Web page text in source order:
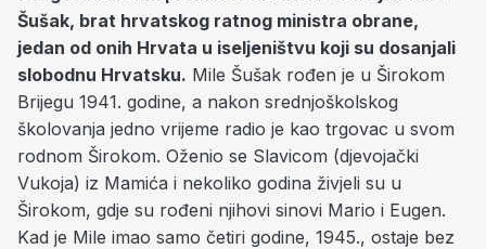
Šušak, brat hrvatskog ratnog ministra obrane,
jedan od onih Hrvata u iseljeništvu koji su dosanjali
slobodnu Hrvatsku. Mile Šušak rođen je u Širokom
Brijegu 1941. godine, a nakon srednjoškolskog
školovanja jedno vrijeme radio je kao trgovac u svom
rodnom Širokom. Oženio se Slavicom (djevojački
Vukoja) iz Mamića i nekoliko godina živjeli su u
Širokom, gdje su rođeni njihovi sinovi Mario i Eugen.
Kad je Mile imao samo četiri godine, 1945., ostaje bez